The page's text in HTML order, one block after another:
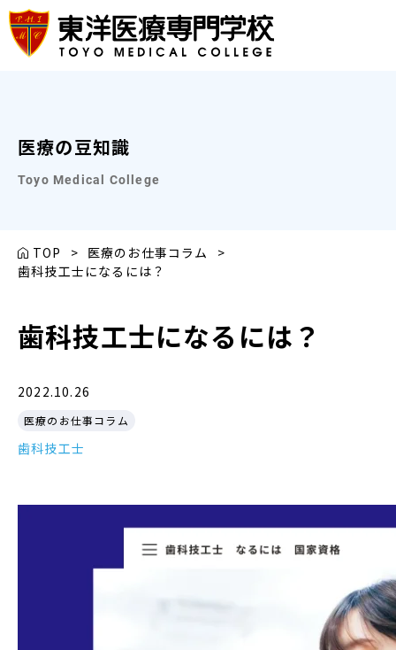
医療の豆知識
Toyo Medical College
TOP > 医療のお仕事コラム
>
歯科技工士になるには？
歯科技工士になるには？
2022.10.26
医療のお仕事コラム
歯科技工士